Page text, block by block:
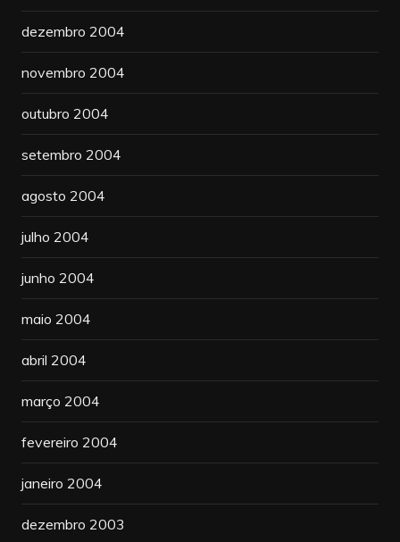
dezembro 2004
novembro 2004
outubro 2004
setembro 2004
agosto 2004
julho 2004
junho 2004
maio 2004
abril 2004
março 2004
fevereiro 2004
janeiro 2004
dezembro 2003